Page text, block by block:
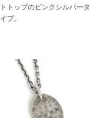
トトップのピンクシルバータ
イプ。